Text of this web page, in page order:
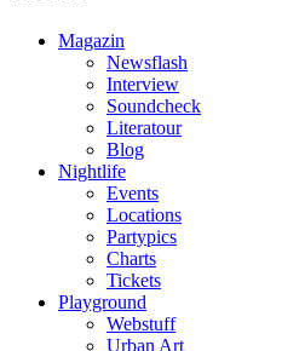
Magazin
Newsflash
Interview
Soundcheck
Literatour
Blog
Nightlife
Events
Locations
Partypics
Charts
Tickets
Playground
Webstuff
Urban Art